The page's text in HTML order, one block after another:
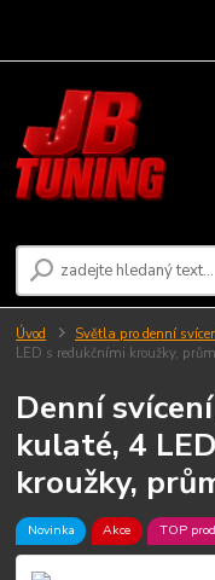
Úvod Světla pro denní
LED s redukčními kroužky,
Denní
kulaté, 4
kroužky,
Novinka Akce TOP